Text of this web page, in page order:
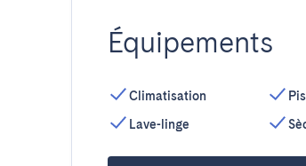
Équipements
Climatisation
Lave-linge